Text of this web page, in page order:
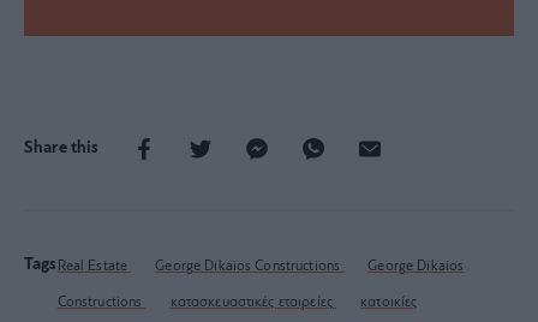
Share this
Tags Real Estate George Dikaios Constructions George Dikaios
Constructions κατασκευαστικές εταιρείες κατοικίες